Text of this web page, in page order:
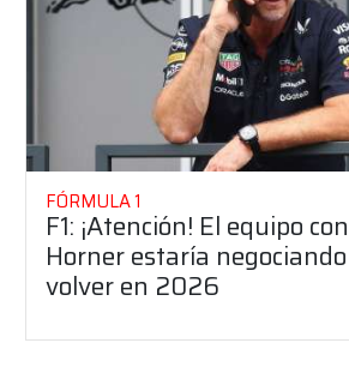
FÓRMULA 1
F1: ¡Atención! El equipo
Horner estaría
volver en 2026